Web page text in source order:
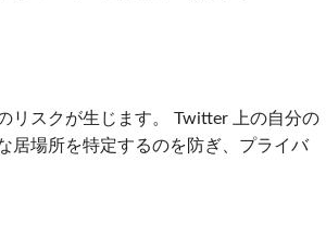
リスクが生じます。 Twitter 上の自分の
居場所を特定するのを防ぎ、プライバ